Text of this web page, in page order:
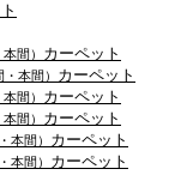
間） カーペット
・本間） カーペット
間） カーペット
間） カーペット
本間） カーペット
本間） カーペット